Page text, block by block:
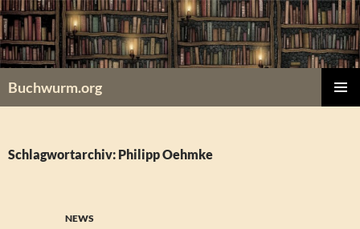
Zum
Inhalt
springen
Buchwurm.org
Schlagwortarchiv: Philipp Oehmke
NEWS